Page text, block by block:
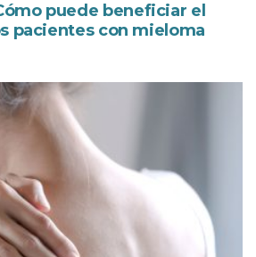
puede beneficiar el
pacientes con mieloma